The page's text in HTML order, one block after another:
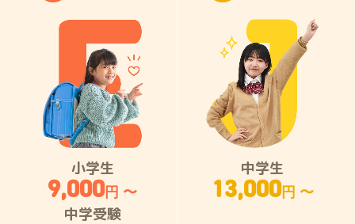
小学生
9,000円 〜
中学受験
中学生
13,000円 〜